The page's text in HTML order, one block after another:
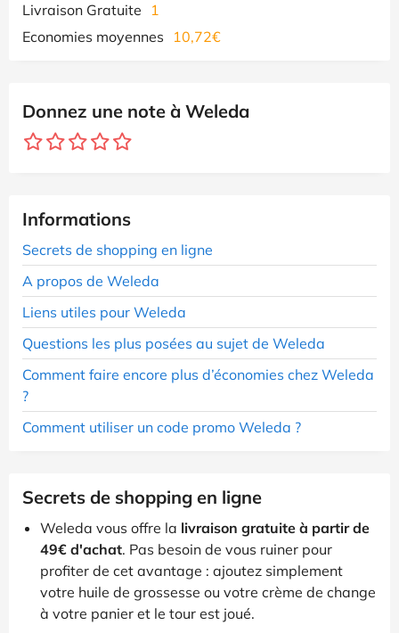
Livraison Gratuite
1
Economies moyennes
10,72€
Donnez une note à Weleda
Informations
Secrets de shopping en ligne
A propos de Weleda
Liens utiles pour Weleda
Questions les plus posées au sujet de Weleda
Comment faire encore plus d’économies chez Weleda
?
Comment utiliser un code promo Weleda ?
Secrets de shopping en ligne
Weleda vous offre la livraison gratuite à partir de
49€ d'achat. Pas besoin de vous ruiner pour
profiter de cet avantage : ajoutez simplement
votre huile de grossesse ou votre crème de change
à votre panier et le tour est joué.